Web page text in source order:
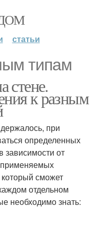
статьи
типам
стене.
к разным
при
определенных
зависимости от
сможет
отдельном
необходимо знать: